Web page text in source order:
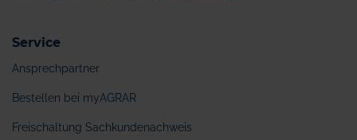
Service
Ansprechpartner
Bestellen bei myAGRAR
Freischaltung Sachkundenachweis